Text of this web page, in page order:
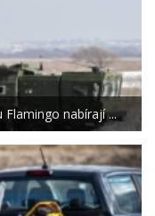
nabírají ...